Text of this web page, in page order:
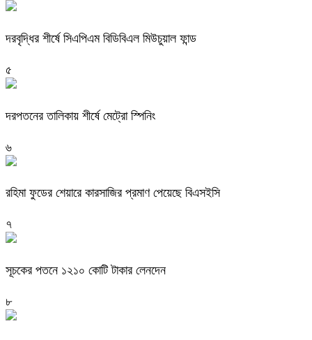
দরবৃদ্ধির শীর্ষে সিএপিএম বিডিবিএল মিউচুয়াল ফান্ড
৫
দরপতনের তালিকায় শীর্ষে মেট্রো স্পিনিং
৬
রহিমা ফুডের শেয়ারে কারসাজির প্রমাণ পেয়েছে বিএসইসি
৭
সূচকের পতনে ১২১০ কোটি টাকার লেনদেন
৮